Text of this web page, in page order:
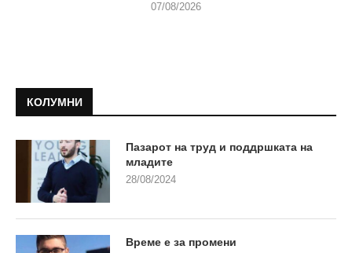
07/08/2026
КОЛУМНИ
Пазарот на труд и поддршката на
младите
28/08/2024
Време е за промени